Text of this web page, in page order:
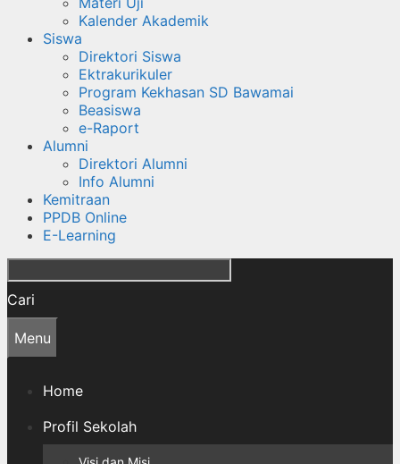
Kalender Akademik
Siswa
Direktori Siswa
Ektrakurikuler
Program Kekhasan SD Bawamai
Beasiswa
e-Raport
Alumni
Direktori Alumni
Info Alumni
Kemitraan
PPDB Online
E-Learning
Cari
Menu
Home
Profil Sekolah